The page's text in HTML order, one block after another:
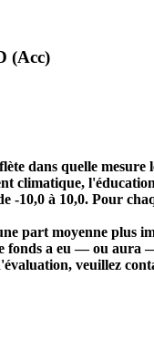
(Acc)
dans quelle
climatique,
-10,0 à 10,0. Pour
part moyenne plus
fonds a eu — ou
veuillez